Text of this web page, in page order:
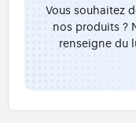
Vous souhaitez
nos produits ?
renseigne du